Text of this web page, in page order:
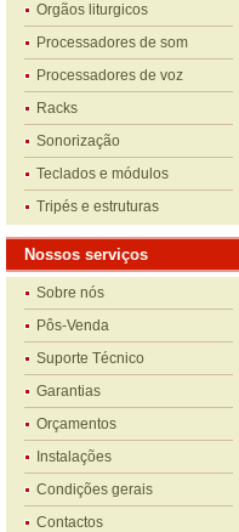
Orgãos liturgicos
Processadores de som
Processadores de voz
Racks
Sonorização
Teclados e módulos
Tripés e estruturas
Nossos serviços
Sobre nós
Pôs-Venda
Suporte Técnico
Garantias
Orçamentos
Instalações
Condições gerais
Contactos